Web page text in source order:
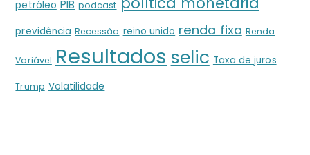
petróleo PIB podcast
previdência Recessão reino unido renda fixa Renda
Variável Resultados selic Taxa de juros
Trump Volatilidade